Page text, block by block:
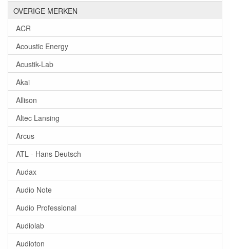
OVERIGE MERKEN
ACR
Acoustic Energy
Acustik-Lab
Akai
Allison
Altec Lansing
Arcus
ATL - Hans Deutsch
Audax
Audio Note
Audio Professional
Audiolab
Audioton